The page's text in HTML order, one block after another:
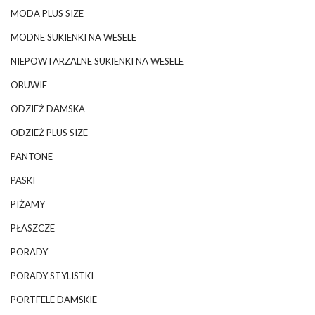
MODA PLUS SIZE
MODNE SUKIENKI NA WESELE
NIEPOWTARZALNE SUKIENKI NA WESELE
OBUWIE
ODZIEŻ DAMSKA
ODZIEŻ PLUS SIZE
PANTONE
PASKI
PIŻAMY
PŁASZCZE
PORADY
PORADY STYLISTKI
PORTFELE DAMSKIE